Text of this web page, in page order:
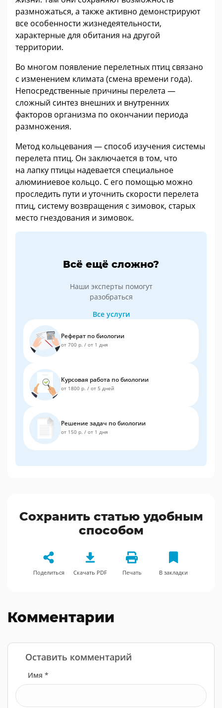
размножаться, а также активно демонстрируют
все особенности жизнедеятельности,
характерные для обитания на другой
территории.
Во многом появление перелетных птиц связано
с изменением климата (смена времени года).
Непосредственные причины перелета —
сложный синтез внешних и внутренних
факторов организма по окончании периода
размножения.
Метод кольцевания — способ изучения системы
перелета птиц. Он заключается в том, что
на лапку птицы надевается специальное
алюминиевое кольцо. С его помощью можно
проследить пути и уточнить скорости перелета
птиц, систему возвращения с зимовок, старых
место гнездования и зимовок.
Всё ещё сложно?
Наши эксперты помогут
разобраться
Все услуги
Реферат по биологии
от 700 р. / от 1 дня
Курсовая работа по биологии
от 1800 р. / от 5 дней
Решение задач по биологии
от 150 р. / от 1 дня
Сохранить статью удобным
способом
Поделиться Скачать PDF Печать В закладки
Комментарии
Оставить комментарий
Имя *